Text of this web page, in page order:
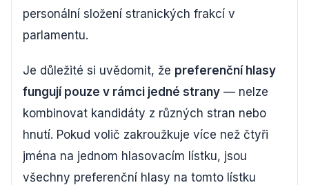
personální složení stranických frakcí v
parlamentu.
Je důležité si uvědomit, že preferenční hlasy
fungují pouze v rámci jedné strany — nelze
kombinovat kandidáty z různých stran nebo
hnutí. Pokud volič zakroužkuje více než čtyři
jména na jednom hlasovacím lístku, jsou
všechny preferenční hlasy na tomto lístku